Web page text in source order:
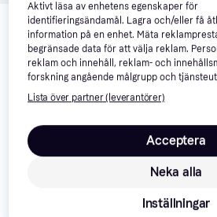
Relaterade produkter
Vi har plockat fram ett urval av
intressera dig. Visa alla
Aktivt läsa av enhetens egenskaper för
identifieringsändamål. Lagra och/eller få
information på en enhet. Mäta
begränsade data för att välja reklam.
reklam och innehåll, reklam- och
forskning angående målgrupp och
Lista över partner (leverantörer)
Neka alla
Acceptera
Inställningar